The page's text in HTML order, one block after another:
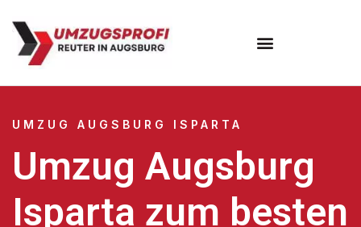
UMZUG AUGSBURG ISPARTA
Umzug Augsburg
Isparta zum besten